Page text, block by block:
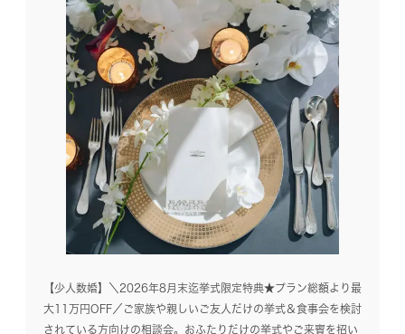
【少人数婚】＼2026年8月末迄挙式限定特典★プラン総額より最
大11万円OFF／ご家族や親しいご友人だけの挙式＆食事会を検討
されている方向けの相談会。おふたりだけの挙式やご来賓を招い